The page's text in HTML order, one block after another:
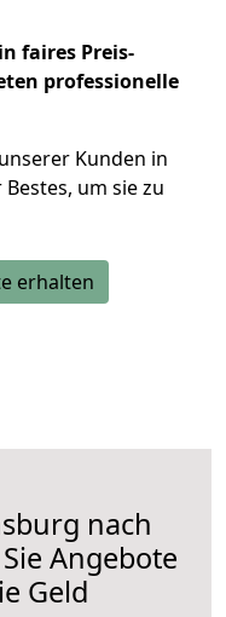
faires Preis-
professionelle
Kunden in
um sie zu
erhalten
nach
Angebote
Geld